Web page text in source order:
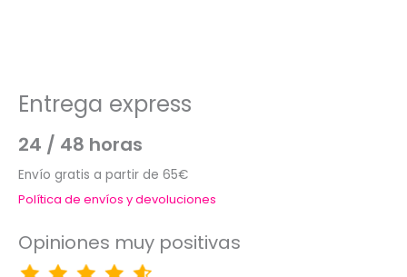
Entrega express
24 / 48 horas
Envío gratis a partir de 65€
Política de envíos y devoluciones
Opiniones muy positivas